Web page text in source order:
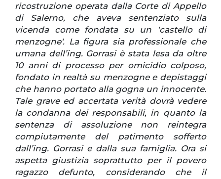
ricostruzione operata dalla Corte di Appello
di Salerno, che aveva sentenziato sulla
vicenda come fondata su un 'castello di
menzogne'. La figura sia professionale che
umana dell’ing. Gorrasi è stata lesa da oltre
10 anni di processo per omicidio colposo,
fondato in realtà su menzogne e depistaggi
che hanno portato alla gogna un innocente.
Tale grave ed accertata verità dovrà vedere
la condanna dei responsabili, in quanto la
sentenza di assoluzione non reintegra
compiutamente del patimento sofferto
dall’ing. Gorrasi e dalla sua famiglia. Ora si
aspetta giustizia soprattutto per il povero
ragazzo defunto, considerando che il